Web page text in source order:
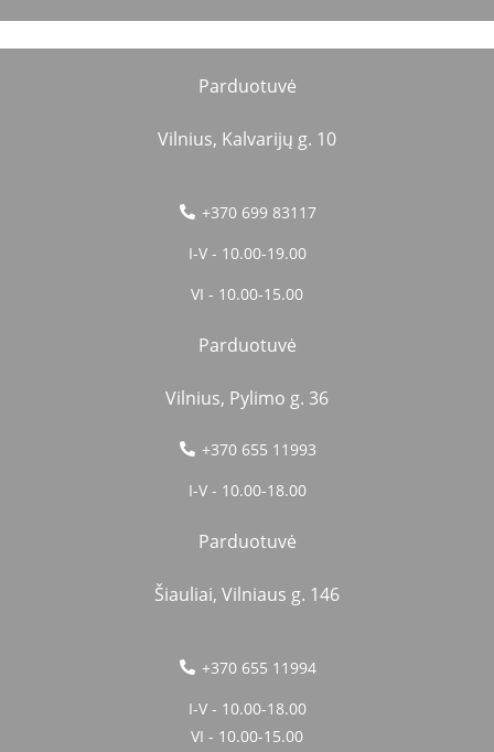
Parduotuvė
Vilnius, Kalvarijų g. 10
+370 699 83117
I-V - 10.00-19.00
VI - 10.00-15.00
Parduotuvė
Vilnius, Pylimo g. 36
+370 655 11993
I-V - 10.00-18.00
Parduotuvė
Šiauliai, Vilniaus g. 146
+370 655 11994
I-V - 10.00-18.00
VI - 10.00-15.00